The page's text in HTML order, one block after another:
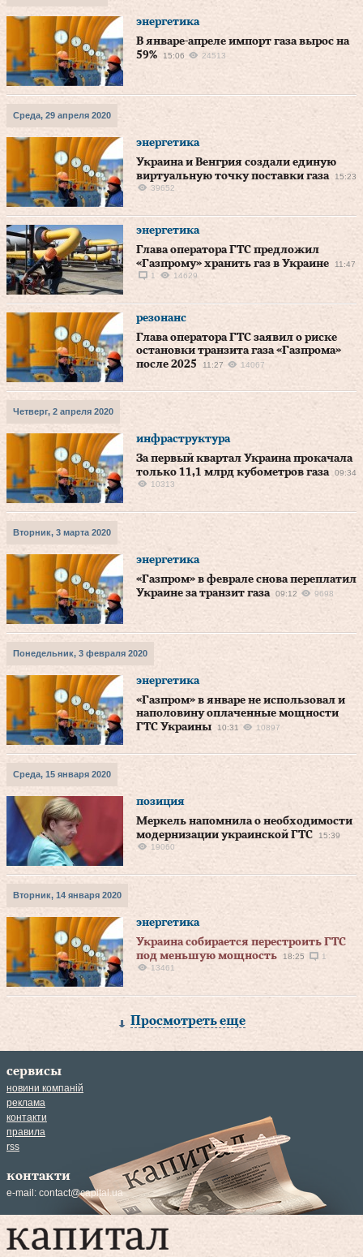
энергетика
В январе-апреле импорт газа вырос на
59%
15:06 24513
Среда, 29 апреля 2020
энергетика
Украина и Венгрия создали единую
виртуальную точку поставки газа
15:23
39652
энергетика
Глава оператора ГТС предложил
«Газпрому» хранить газ в Украине
11:47
1
14629
резонанс
Глава оператора ГТС заявил о риске
остановки транзита газа «Газпрома»
после 2025
11:27 14067
Четверг, 2 апреля 2020
инфраструктура
За первый квартал Украина прокачала
только 11,1 млрд кубометров газа
09:34
10313
Вторник, 3 марта 2020
энергетика
«Газпром» в феврале снова переплатил
Украине за транзит газа
09:12 9698
Понедельник, 3 февраля 2020
энергетика
«Газпром» в январе не использовал и
наполовину оплаченные мощности
ГТС Украины
10:31 10897
Среда, 15 января 2020
позиция
Меркель напомнила о необходимости
модернизации украинской ГТС
15:39
19060
Вторник, 14 января 2020
энергетика
Украина собирается перестроить ГТС
под меньшую мощность
18:25
1
13461
Просмотреть еще
сервисы
новини компаній
реклама
контакти
правила
rss
контакти
e-mail: contact@capital.ua